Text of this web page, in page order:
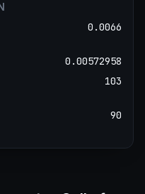
0.0066
0.00572958
103
90